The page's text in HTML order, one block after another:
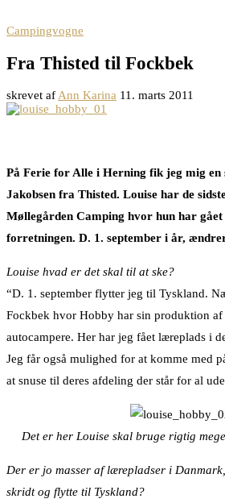
Campingvogne
Fra Thisted til Fockbek
skrevet afAnn Karina 11. marts 2011
På Ferie for Alle i Herning fik jeg mig en
Jakobsen fra Thisted. Louise har de
Møllegården Camping hvor hun har gået
forretningen. D. 1. september i år,
Louise hvad er det skal til at ske?
“D. 1. september flytter jeg til Tyskland.
Fockbek hvor Hobby har sin produktion
autocampere. Her har jeg fået læreplads i
Jeg får også mulighed for at komme med
at snuse til deres afdeling der står for al
Det er her Louise skal bruge rigtig
Der er jo masser af lærepladser i
skridt og flytte til Tyskland?